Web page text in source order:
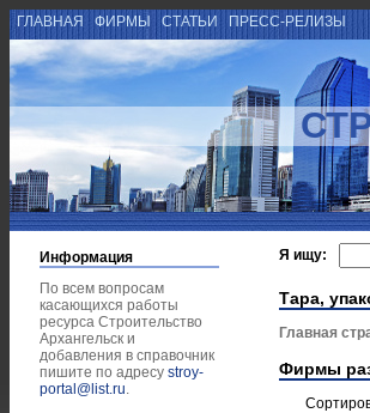
ГЛАВНАЯ ФИРМЫ СТАТЬИ ПРЕСС-РЕЛИЗЫ
Информация
По всем вопросам
касающихся работы
ресурса Строительство
Архангельск и
добавления в справочник
пишите по адресу stroy-
portal@list.ru.
Я ищу:
Тара,
Главная
Фирмы